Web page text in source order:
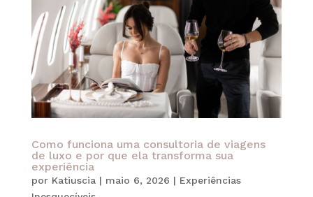
Como funciona uma consultoria de viagens
de luxo e por que ela transforma sua
experiência
por Katiuscia| maio 6, 2026 | Experiências